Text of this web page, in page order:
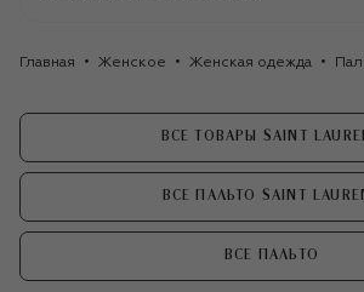
Главная Женское Женская одежда
ВСЕ ТОВАРЫ SAINT
ВСЕ ПАЛЬТО SAINT
ВСЕ ПАЛЬТО